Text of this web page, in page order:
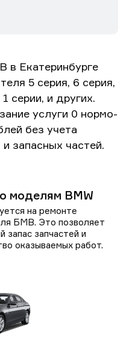
в Екатеринбурге
5 серия, 6 серия,
серии, и других.
услуги 0 нормо-
без учета
запасных частей.
моделям BMW
на ремонте
БМВ. Это позволяет
запчастей и
оказываемых работ.